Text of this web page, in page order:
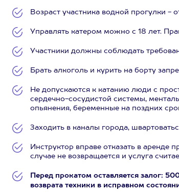
Возраст участника водной прогулки -
Управлять катером можно с 18 лет.
Участники должны соблюдать
Брать алкоголь и курить на борту
Не допускаются к катанию люди с
сердечно-сосудистой системы,
опьянения, беременные на поздних
Заходить в каналы города,
Инструктор вправе отказать в аренде
случае не возвращается и услуга
Перед прокатом оставляется залог:
возврата техники в исправном